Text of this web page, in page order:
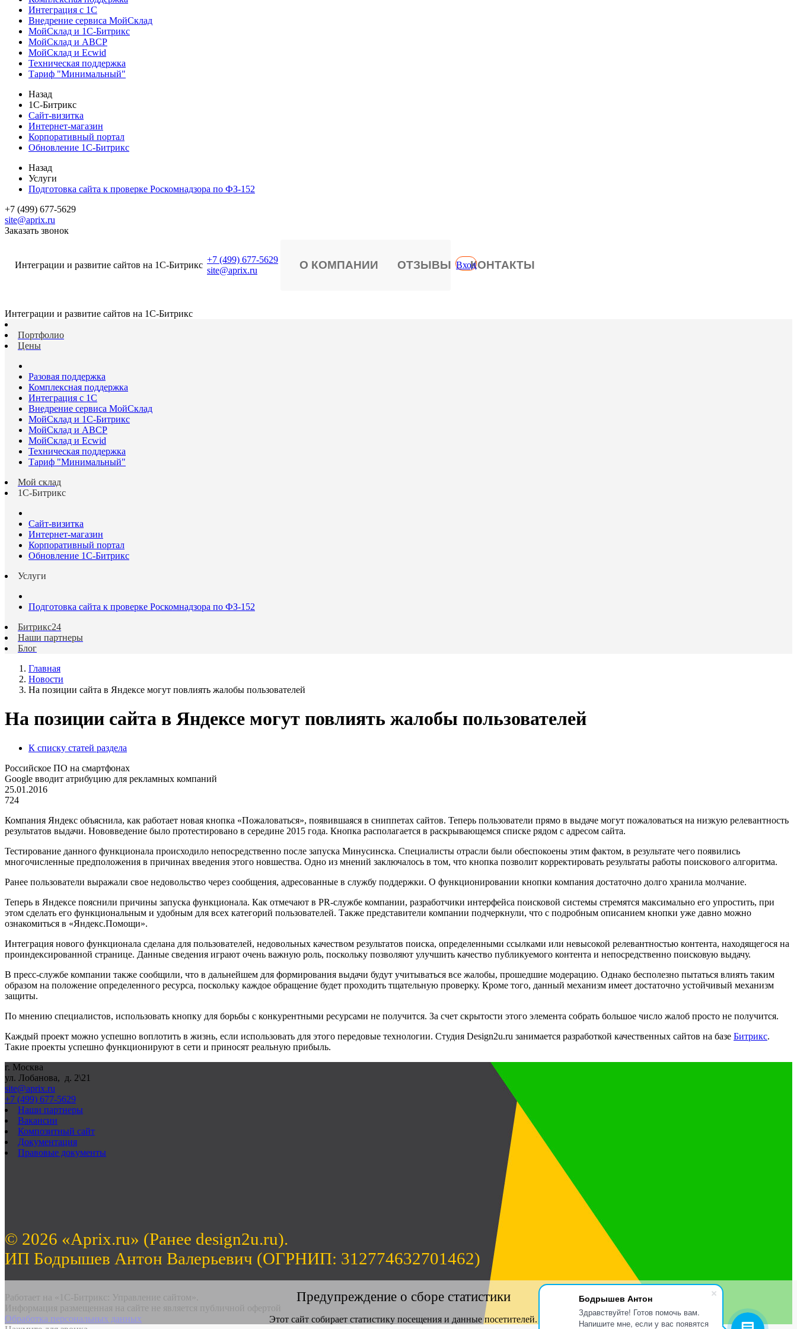
Бодрышев Антон
Здравствуйте! Готов помочь вам.
Напишите мне, если у вас появятся
Интеграция с 1С
Внедрение сервиса МойСклад
МойСклад и 1С-Битрикс
МойСклад и ABCP
МойСклад и Ecwid
Техническая поддержка
Тариф "Минимальный"
Назад
1С-Битрикс
Сайт-визитка
Интернет-магазин
Корпоративный портал
Обновление 1С-Битрикс
Назад
Услуги
Подготовка сайта к проверке Роскомнадзора по ФЗ-152
+7 (499) 677-5629
site@aprix.ru
Заказать звонок
Интеграции и развитие сайтов на 1С-Битрикс
+7 (499) 677-5629
site@aprix.ru
О КОМПАНИИ ОТЗЫВЫ КОНТАКТЫ
Вход
Интеграции и развитие сайтов на 1С-Битрикс
Портфолио
Цены
Разовая поддержка
Комплексная поддержка
Интеграция с 1С
Внедрение сервиса МойСклад
МойСклад и 1С-Битрикс
МойСклад и ABCP
МойСклад и Ecwid
Техническая поддержка
Тариф "Минимальный"
Мой склад
1С-Битрикс
Сайт-визитка
Интернет-магазин
Корпоративный портал
Обновление 1С-Битрикс
Услуги
Подготовка сайта к проверке Роскомнадзора по ФЗ-152
Битрикс24
Наши партнеры
Блог
Главная
Новости
На позиции сайта в Яндексе могут повлиять жалобы пользователей
На позиции сайта в Яндексе могут повлиять жалобы пользователей
К списку статей раздела
Российское ПО на смартфонах
Google вводит атрибуцию для рекламных компаний
25.01.2016
724
Компания Яндекс объяснила, как работает новая кнопка «Пожаловаться», появившаяся в сниппетах сайтов. Теперь пользователи прямо в выдаче могут пожаловаться на низкую релевантность
результатов выдачи. Нововведение было протестировано в середине 2015 года. Кнопка располагается в раскрывающемся списке рядом с адресом сайта.
Тестирование данного функционала происходило непосредственно после запуска Минусинска. Специалисты отрасли были обеспокоены этим фактом, в результате чего появились
многочисленные предположения в причинах введения этого новшества. Одно из мнений заключалось в том, что кнопка позволит корректировать результаты работы поискового алгоритма.
Ранее пользователи выражали свое недовольство через сообщения, адресованные в службу поддержки. О функционировании кнопки компания достаточно долго хранила молчание.
Теперь в Яндексе пояснили причины запуска функционала. Как отмечают в PR-службе компании, разработчики интерфейса поисковой системы стремятся максимально его упростить, при
этом сделать его функциональным и удобным для всех категорий пользователей. Также представители компании подчеркнули, что с подробным описанием кнопки уже давно можно
ознакомиться в «Яндекс.Помощи».
Интеграция нового функционала сделана для пользователей, недовольных качеством результатов поиска, определенными ссылками или невысокой релевантностью контента, находящегося на
проиндексированной странице. Данные сведения играют очень важную роль, поскольку позволяют улучшить качество публикуемого контента и непосредственно поисковую выдачу.
В пресс-службе компании также сообщили, что в дальнейшем для формирования выдачи будут учитываться все жалобы, прошедшие модерацию. Однако бесполезно пытаться влиять таким
образом на положение определенного ресурса, поскольку каждое обращение будет проходить тщательную проверку. Кроме того, данный механизм имеет достаточно устойчивый механизм
защиты.
По мнению специалистов, использовать кнопку для борьбы с конкурентными ресурсами не получится. За счет скрытости этого элемента собрать большое число жалоб просто не получится.
Каждый проект можно успешно воплотить в жизнь, если использовать для этого передовые технологии. Студия Design2u.ru занимается разработкой качественных сайтов на базе Битрикс.
Такие проекты успешно функционируют в сети и приносят реальную прибыль.
г. Москва
ул. Лобанова, д. 2\21
site@aprix.ru
+7 (499) 677-5629
Наши партнеры
Вакансии
Композитный сайт
Документация
Правовые документы
© 2026 «Aprix.ru» (Ранее design2u.ru).
ИП Бодрышев Антон Валерьевич (ОГРНИП: 312774632701462)
Работает на «1С-Битрикс: Управление сайтом».
Информация размещенная на сайте не является публичной офертой
Обработка персональных данных
Предупреждение о сборе статистики
Этот сайт собирает статистику посещения и данные посетителей.